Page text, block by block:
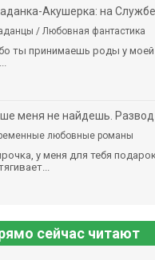
Акушерка: на
/ Любовная фантастика
ты принимаешь роды у
меня не найдешь. Развод
любовные романы
у меня для тебя
сейчас читают